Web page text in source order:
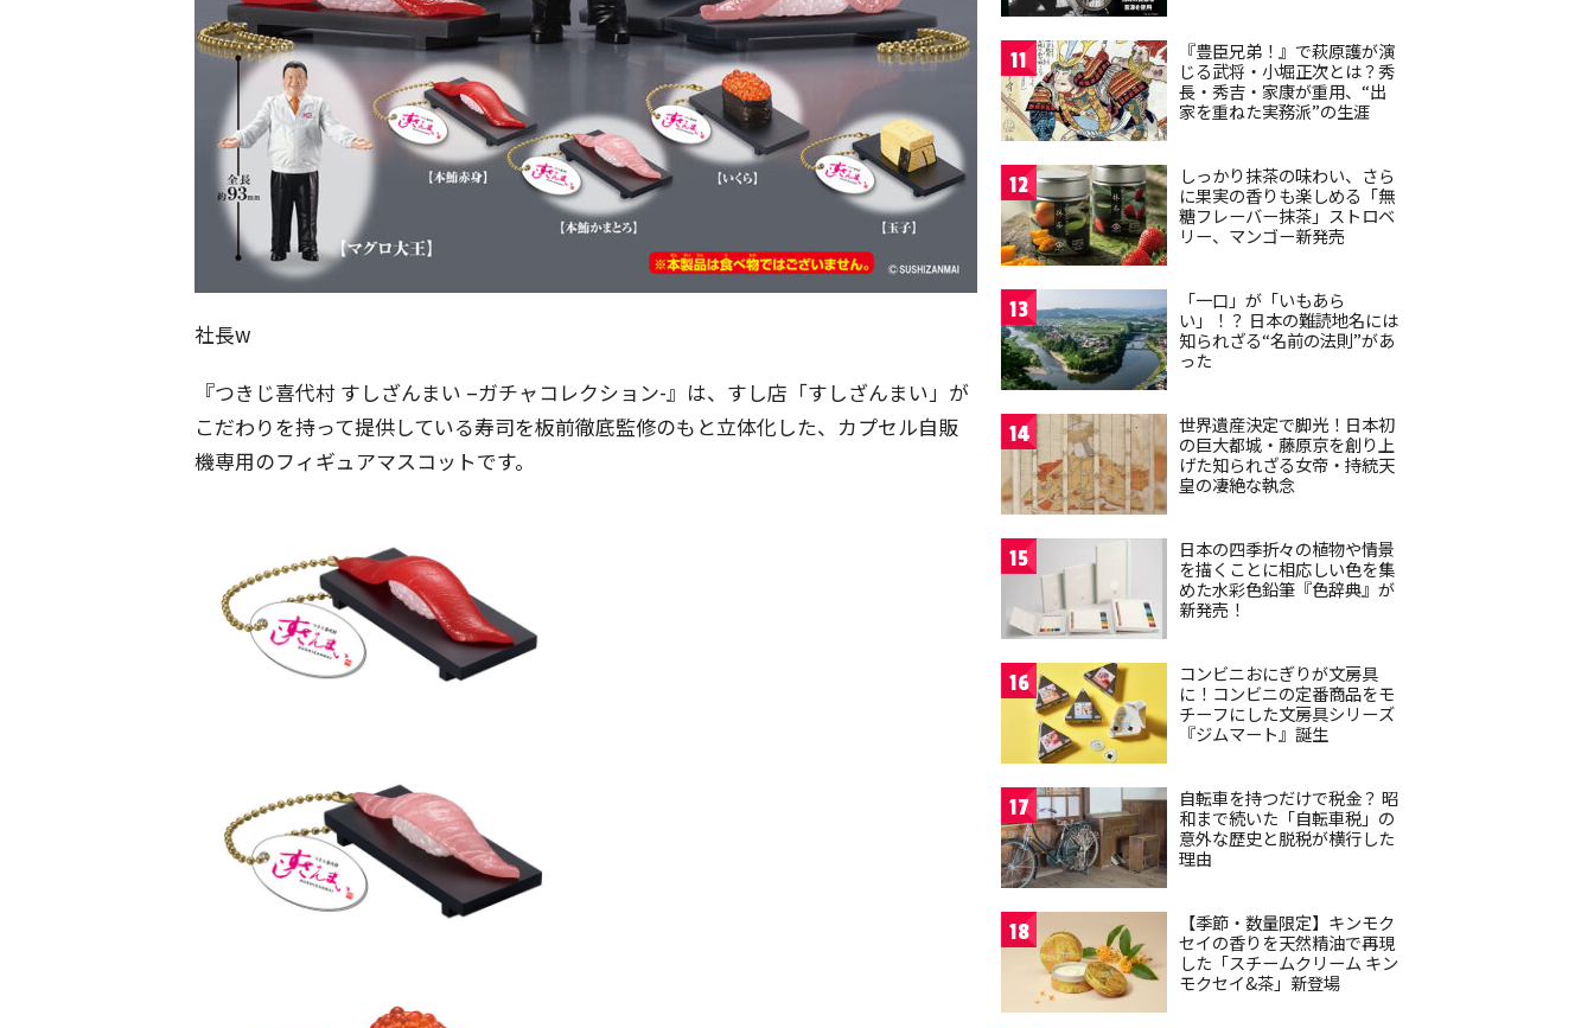
社長w
『つきじ喜代村 すしざんまい –ガチャコレクション-』は、すし店「すしざんまい」が
こだわりを持って提供している寿司を板前徹底監修のもと立体化した、カプセル自販
機専用のフィギュアマスコットです。
11
『豊臣兄弟！』で萩原護が演
じる武将・小堀正次とは？秀
長・秀吉・家康が重用、“出
家を重ねた実務派”の生涯
12
しっかり抹茶の味わい、さら
に果実の香りも楽しめる「無
糖フレーバー抹茶」ストロベ
リー、マンゴー新発売
13
「一口」が「いもあら
い」！？ 日本の難読地名には
知られざる“名前の法則”があ
った
14
世界遺産決定で脚光！日本初
の巨大都城・藤原京を創り上
げた知られざる女帝・持統天
皇の凄絶な執念
15
日本の四季折々の植物や情景
を描くことに相応しい色を集
めた水彩色鉛筆『色辞典』が
新発売！
16
コンビニおにぎりが文房具
に！コンビニの定番商品をモ
チーフにした文房具シリーズ
『ジムマート』誕生
17
自転車を持つだけで税金？ 昭
和まで続いた「自転車税」の
意外な歴史と脱税が横行した
理由
18
【季節・数量限定】キンモク
セイの香りを天然精油で再現
した「スチームクリーム キン
モクセイ&茶」新登場